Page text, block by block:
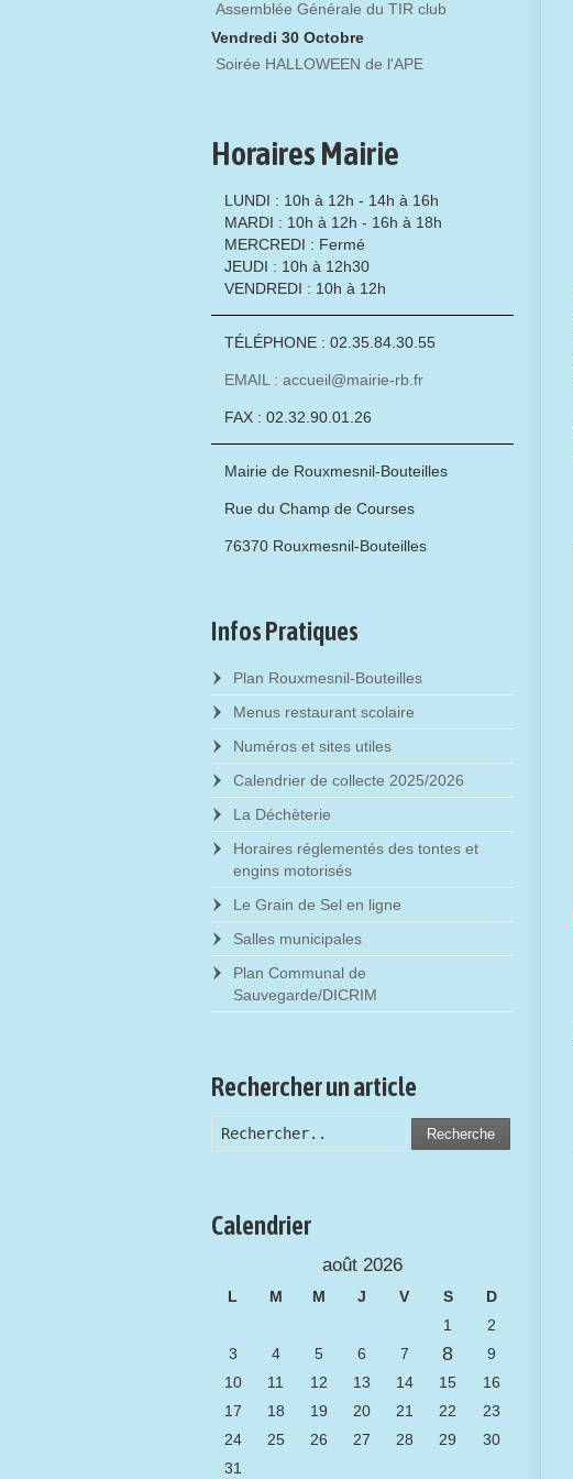
Assemblée Générale du TIR club
Vendredi 30 Octobre
Soirée HALLOWEEN de l'APE
Horaires Mairie
LUNDI : 10h à 12h - 14h à 16h
MARDI : 10h à 12h - 16h à 18h
MERCREDI : Fermé
JEUDI : 10h à 12h30
VENDREDI : 10h à 12h
TÉLÉPHONE : 02.35.84.30.55
EMAIL : accueil@mairie-rb.fr
FAX : 02.32.90.01.26
Mairie de Rouxmesnil-Bouteilles
Rue du Champ de Courses
76370 Rouxmesnil-Bouteilles
Infos Pratiques
Plan Rouxmesnil-Bouteilles
Menus restaurant scolaire
Numéros et sites utiles
Calendrier de collecte 2025/2026
La Déchèterie
Horaires réglementés des tontes et
engins motorisés
Le Grain de Sel en ligne
Salles municipales
Plan Communal de
Sauvegarde/DICRIM
Rechercher un article
Recherche
Calendrier
août 2026
L M M J V S
D
1
2
3
4 5 6 7 8
9
10
11 12 13 14 15
16
17
18 19 20 21 22
23
24
25 26 27 28 29
30
31